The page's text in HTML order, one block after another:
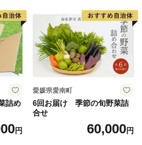
テト
のう
イー
家直
媛 愛
詰め
円
愛媛県愛南町
6回お届け 季節の旬野菜詰
合せ
60,000円